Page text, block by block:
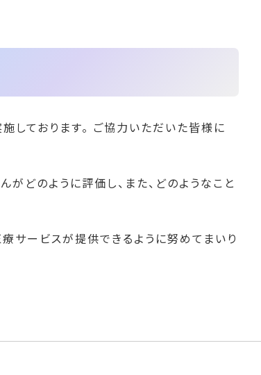
しております。 ご協力いただいた皆様に
どのように評価し、また、どのようなこと
サービスが提供できるように努めてまいり